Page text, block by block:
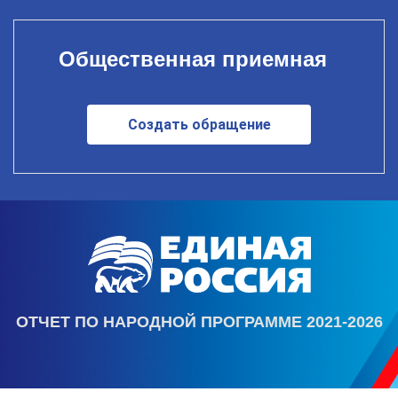
Общественная приемная
Создать обращение
ОТЧЕТ ПО НАРОДНОЙ ПРОГРАММЕ 2021-2026